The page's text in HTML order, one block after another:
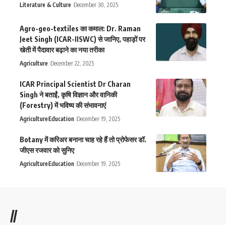
Literature & Culture December 30, 2025
Agro-geo-textiles का कमाल: Dr. Raman
Jeet Singh (ICAR-IISWC) से जानिए, पहाड़ों पर
खेती में पैदावार बढ़ाने का नया तरीका
Agriculture December 22, 2025
ICAR Principal Scientist Dr Charan
Singh ने बताईं, कृषि विज्ञान और वानिकी
(Forestry) में भविष्य की संभावनाएं
AgricultureEducation December 19, 2025
Botany में करिअर बनाना चाह रहे हैं तो प्रोफेसर डॉ.
जीएस रजवार को सुनिए
AgricultureEducation December 19, 2025
//